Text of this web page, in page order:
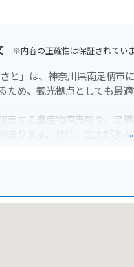
※内容の正確性は保証されていま
と」は、神奈川県南足柄
め、観光拠点としても最適
売する農産物直売所や、足
あります。特に、金太郎ま
。